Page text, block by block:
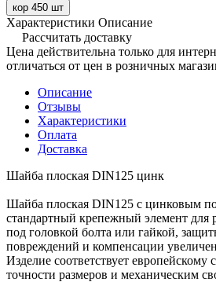
кор 450 шт
Характеристики Описание
Рассчитать доставку
Цена действительна только для
отличаться от цен в розничных
Описание
Отзывы
Характеристики
Оплата
Доставка
Шайба плоская DIN125 цинк
Шайба плоская DIN125 с цинковым
стандартный крепежный элемент для
под головкой болта или гайкой,
повреждений и компенсации
Изделие соответствует европейскому
точности размеров и механическим